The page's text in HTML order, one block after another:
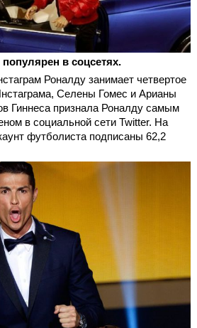
в соцсетях.
Роналду занимает четвертое
Селены Гомес и Арианы
Гиннеса признала Роналду самым
в социальной сети Twitter. На
футболиста подписаны 62,2